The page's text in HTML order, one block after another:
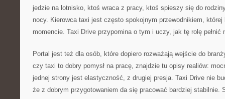
jedzie na lotnisko, ktoś wraca z pracy, ktoś spieszy się do
nocy. Kierowca taxi jest często spokojnym przewodnikiem,
momencie. Taxi Drive przypomina o tym i uczy, jak tę rolę pełnić
Portal jest też dla osób, które dopiero rozważają wejście do
czy taxi to dobry pomysł na pracę, znajdzie tu opisy realiów:
jednej strony jest elastyczność, z drugiej presja. Taxi Drive nie
że z dobrym przygotowaniem da się pracować bardziej stabilnie.